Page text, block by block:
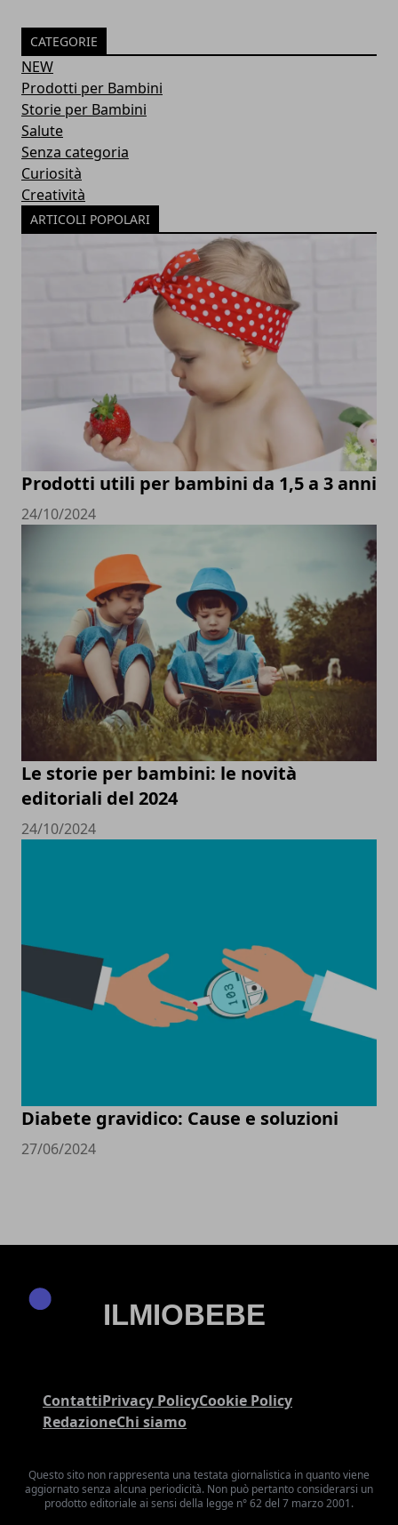
CATEGORIE
NEW
Prodotti per Bambini
Storie per Bambini
Salute
Senza categoria
Curiosità
Creatività
ARTICOLI POPOLARI
Prodotti utili per bambini da 1,5 a 3 anni
24/10/2024
Le storie per bambini: le novità
editoriali del 2024
24/10/2024
Diabete gravidico: Cause e soluzioni
27/06/2024
ContattiPrivacy PolicyCookie Policy
RedazioneChi siamo
Questo sito non rappresenta una testata giornalistica in quanto viene
aggiornato senza alcuna periodicità. Non può pertanto considerarsi un
prodotto editoriale ai sensi della legge n° 62 del 7 marzo 2001.